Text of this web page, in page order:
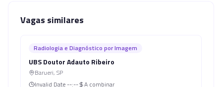
Vagas similares
Radiologia e Diagnóstico por Imagem
UBS Doutor Adauto Ribeiro
Barueri, SP
Invalid Date --:-- A combinar